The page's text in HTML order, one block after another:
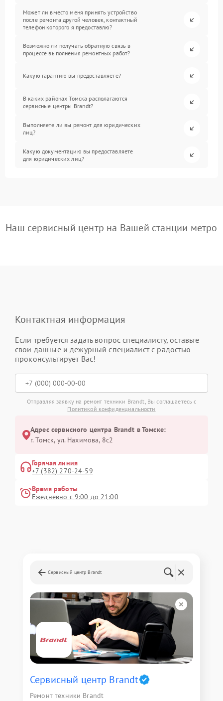
Может ли вместо меня принять устройство
после ремонта другой человек, контактный
телефон которого я предоставлю?
Возможно ли получать обратную связь в
процессе выполнения ремонтных работ?
Какую гарантию вы предоставляете?
В каких районах Томска располагаются
сервисные центры Brandt?
Выполняете ли вы ремонт для юридических
лиц?
Какую документацию вы предоставляете
для юридических лиц?
Наш сервисный центр на Вашей станции метро
Контактная информация
Если требуется задать вопрос специалисту, оставьте
свои данные и дежурный специалист с радостью
проконсультирует Вас!
Отправляя заявку на ремонт техники Brandt, Вы соглашаетесь с
Политикой конфиденциальности
Адрес сервисного центра Brandt в Томске:
г. Томск, ул. Нахимова, 8с2
Горячая линия
+7 (382) 270-24-59
Время работы
Ежедневно с 9:00 до 21:00
Сервисный центр Brandt
Сервисный центр Brandt
Ремонт техники Brandt